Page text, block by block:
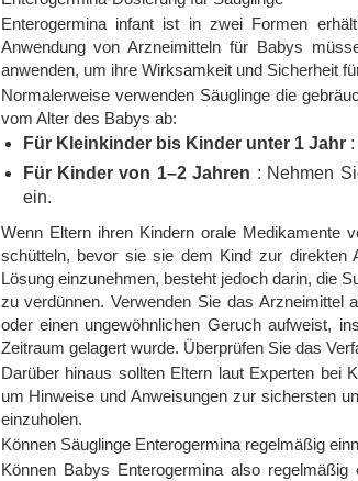
Enterogermina infant ist in zwei Formen
Anwendung von Arzneimitteln für Babys
anwenden, um ihre Wirksamkeit und Sicherheit
Normalerweise verwenden Säuglinge die
vom Alter des Babys ab:
Für Kleinkinder bis Kinder unter 1 Jahr:
Für Kinder von 1–2 Jahren : Nehmen
ein.
Wenn Eltern ihren Kindern orale Medikamente
schütteln, bevor sie sie dem Kind zur direkten
Lösung einzunehmen, besteht jedoch darin, die
zu verdünnen. Verwenden Sie das Arzneimittel
oder einen ungewöhnlichen Geruch aufweist,
Zeitraum gelagert wurde. Überprüfen Sie das
Darüber hinaus sollten Eltern laut Experten bei
um Hinweise und Anweisungen zur sichersten
einzuholen.
Können Säuglinge Enterogermina regelmäßig
Können Babys Enterogermina also